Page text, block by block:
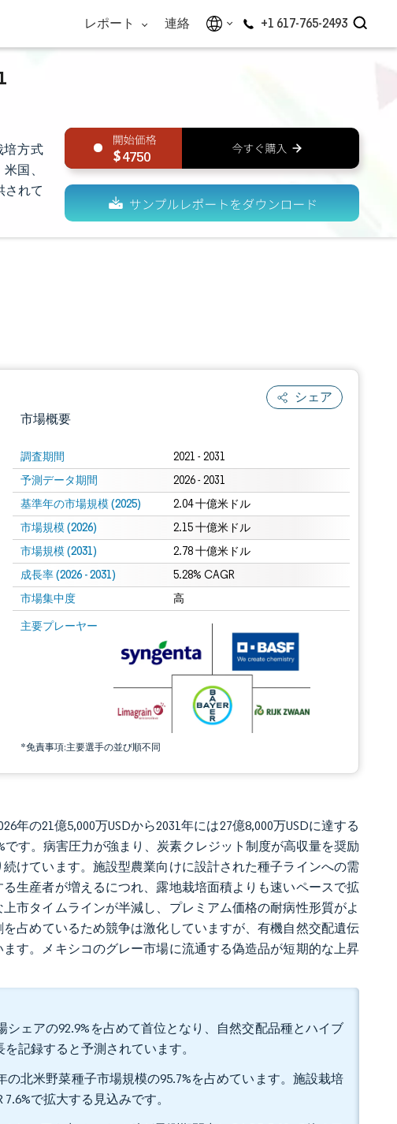
レポート 連絡 +1 617-765-2493
培方式
国、
されて
4750
シェア
市場概要
調査期間 2021 - 2031
予測データ期間 2026 - 2031
基準年の市場規模 (2025) 2.04 十億米ドル
市場規模 (2026) 2.15 十億米ドル
市場規模 (2031) 2.78 十億米ドル
成長率 (2026 - 2031) 5.28% CAGR
市場集中度 高
主要プレーヤー
*免責事項:主要選手の並び順不同
画像 © Mordor Intelligence。再利用にはCC BY 4.0の表示が必要です。
4.0の表示が必要です。
年の21億5,000万USDから2031年には27億8,000万USDに達する
です。病害圧力が強まり、炭素クレジット制度が高収量を奨励
けています。施設型農業向けに設計された種子ラインへの需
生産者が増えるにつれ、露地栽培面積よりも速いペースで拡
市タイムラインが半減し、プレミアム価格の耐病性形質がよ
占めているため競争は激化していますが、有機自然交配遺伝
す。メキシコのグレー市場に流通する偽造品が短期的な上昇
ェアの92.9%を占めて首位となり、自然交配品種とハイブ
記録すると予測されています。
北米野菜種子市場規模の95.7%を占めています。施設栽培
で拡大する見込みです。